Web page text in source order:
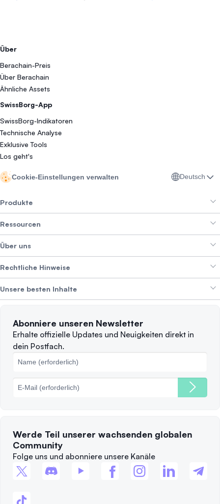
Über
Berachain-Preis
Über Berachain
Ähnliche Assets
SwissBorg-App
SwissBorg-Indikatoren
Technische Analyse
Exklusive Tools
Los geht's
Cookie-Einstellungen verwalten Deutsch
Produkte
Smart Exchange
Crypto Bundles
Erträge erzielen
Alpha Deals
Ressourcen
Help Center
Branding-Paket
Über uns
Über SwissBorg
Karriere WIR STELLEN EIN
Rechtliche Hinweise
Datenschutzerklärung
Beschwerden
Cookie-Richtlinie
Unsere besten Inhalte
Wann sollte man verkaufen?
Top-Blockchains
Abonniere unseren Newsletter
Erhalte offizielle Updates und Neuigkeiten direkt in
dein Postfach.
Werde Teil unserer wachsenden globalen
Community
Folge uns und abonniere unsere Kanäle